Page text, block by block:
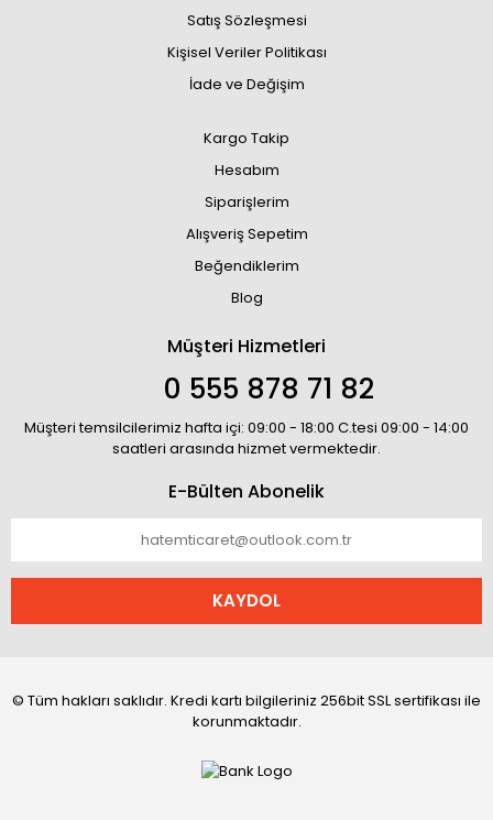
Satış Sözleşmesi
Kişisel Veriler Politikası
İade ve Değişim
Kargo Takip
Hesabım
Siparişlerim
Alışveriş Sepetim
Beğendiklerim
Blog
Müşteri Hizmetleri
0 555 878 71 82
Müşteri temsilcilerimiz hafta içi: 09:00 - 18:00 C.tesi 09:00 - 14:00
saatleri arasında hizmet vermektedir.
E-Bülten Abonelik
KAYDOL
© Tüm hakları saklıdır. Kredi kartı bilgileriniz 256bit SSL sertifikası ile
korunmaktadır.